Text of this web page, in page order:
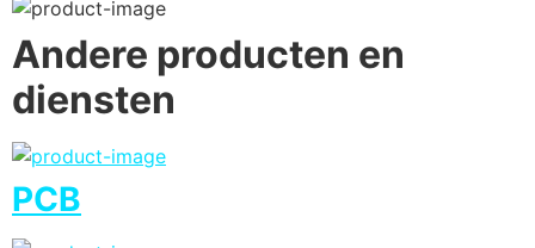
Andere producten en
diensten
PCB